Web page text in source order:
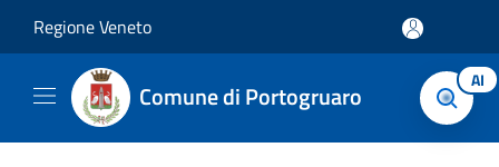
Regione Veneto
Comune di Portogruaro AI